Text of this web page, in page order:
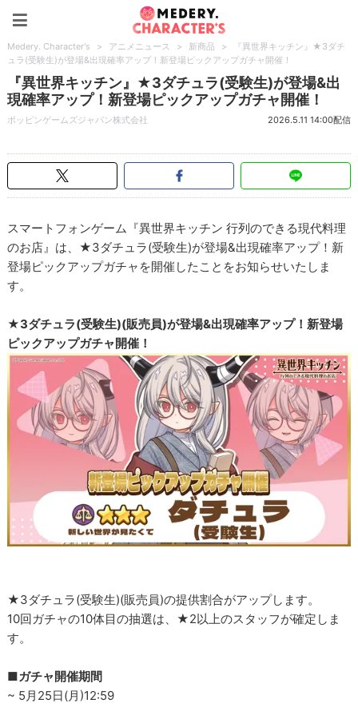
Medery. Character's > アニメニュース > 新商品 >
『異世界キッチン』★3ダチ
ュラ(受験生)が登場&出現確率アップ！新登場ピックアップガチャ開催！
『異世界キッチン』★3ダチュラ(受験生)が登場&出
現確率アップ！新登場ピックアップガチャ開催！
ポッピンゲームズジャパン株式会社 2026.5.11 14:00配信
スマートフォンゲーム『異世界キッチン 行列のできる現代料理
のお店』は、★3ダチュラ(受験生)が登場&出現確率アップ！新
登場ピックアップガチャを開催したことをお知らせいたしま
す。
★3ダチュラ(受験生)(販売員)が登場&出現確率アップ！新登場
ピックアップガチャ開催！
★3ダチュラ(受験生)(販売員)の提供割合がアップします。
10回ガチャの10体目の抽選は、★2以上のスタッフが確定しま
す。
■ガチャ開催期間
~ 5月25日(月)12:59